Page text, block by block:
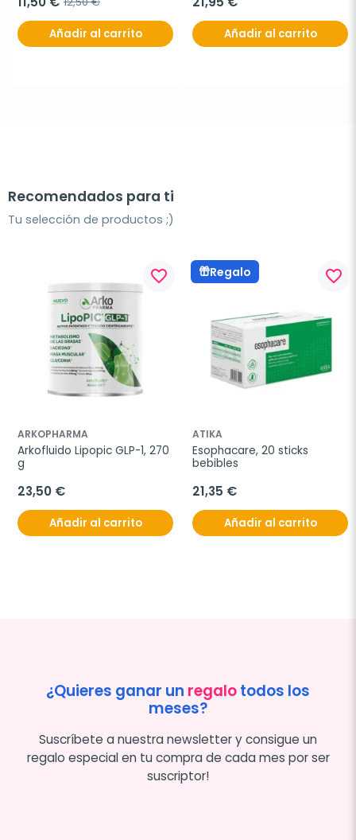
Añadir al carrito Añadir al carrito
Recomendados para ti
Tu selección de productos ;)
favorite_border
ARKOPHARMA
Arkofluido Lipopic GLP-1, 270
g
23,50 €
Añadir al carrito
Regalo favorite_border
ATIKA
Esophacare, 20 sticks
bebibles
21,35 €
Añadir al carrito
¿Quieres ganar un regalotodos los
meses?
Suscríbete a nuestra newsletter y consigue un
regalo especial en tu compra de cada mes por ser
suscriptor!